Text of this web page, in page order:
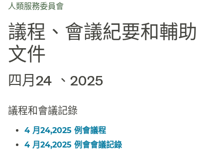
列​​
人類服務委員會
議程、會議紀要和輔助
文件​​
四月24 、2025​​
議程和會議記錄​​
4 月24,2025 例會議程​​
4 月24,2025 例會會議記錄​​